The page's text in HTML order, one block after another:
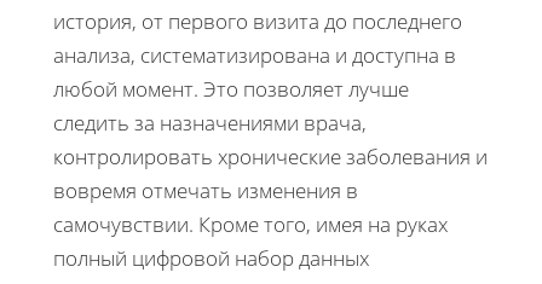
история, от первого визита до последнего
анализа, систематизирована и доступна в
любой момент. Это позволяет лучше
следить за назначениями врача,
контролировать хронические заболевания и
вовремя отмечать изменения в
самочувствии. Кроме того, имея на руках
полный цифровой набор данных